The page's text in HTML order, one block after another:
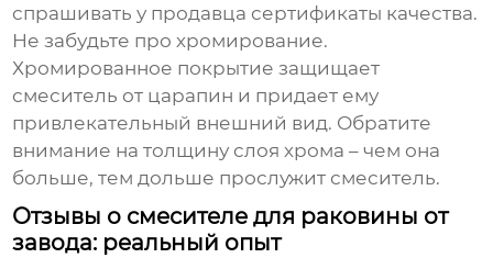
спрашивать у продавца сертификаты качества.
Не забудьте про хромирование.
Хромированное покрытие защищает
смеситель от царапин и придает ему
привлекательный внешний вид. Обратите
внимание на толщину слоя хрома – чем она
больше, тем дольше прослужит смеситель.
Отзывы о смесителе для раковины от
завода: реальный опыт